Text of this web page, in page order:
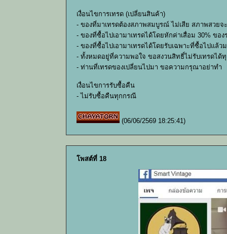
เงื่อนไขการเทรด (เปลี่ยนสินค้า)
- ของที่มาเทรดต้องสภาพสมบูรณ์ ไม่เสีย สภาพสวย
- ของที่ซื้อไปเอามาเทรดได้โดยหักค่าเสื่อม 30% ข
- ของที่ซื้อไปเอามาเทรดได้โดยรับเฉพาะที่ซื้อไปแล้ว
- ทั้งหมดอยู่ที่ความพอใจ ขอสงวนสิทธิ์ไม่รับเทรดได้
- ท่านที่เทรดของเปลี่ยนไปมา ขอความกรุณาอย่าทำ
เงื่อนไขการรับซื้อคืน
- ไม่รับซื้อคืนทุกกรณี
(06/06/2569 18:25:41)
โพสต์ที่ 18